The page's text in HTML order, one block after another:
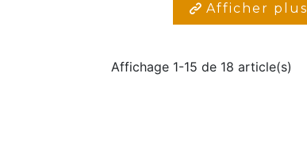
Afficher plus
Affichage 1-15 de 18 article(s)